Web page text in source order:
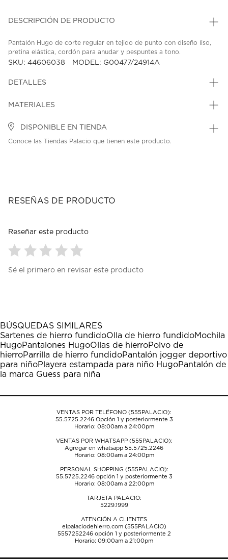
DESCRIPCIÓN DE PRODUCTO
Pantalón Hugo de corte regular en tejido de punto con diseño liso,
pretina elástica, cordón para anudar y pespuntes a tono.
SKU: 44606038 MODEL: G00477/24914A
DETALLES
MATERIALES
DISPONIBLE EN TIENDA
Conoce las Tiendas Palacio que tienen este producto.
RESEÑAS DE PRODUCTO
Reseñar este producto
para
1
estrella
Esta
acción
abrirá
el
formulario
envío.
para
estrellas.
Esta
acción
abrirá
el
formulario
envío.
para
estrellas.
Esta
acción
abrirá
el
formulario
envío.
para
estrellas.
Esta
acción
abrirá
el
formulario
envío.
para
estrellas.
Esta
acción
abrirá
el
formulario
envío.
Sé el primero en revisar este producto
BÚSQUEDAS SIMILARES
Sartenes de hierro fundidoOlla de hierro fundidoMochila
HugoPantalones HugoOllas de hierroPolvo de
hierroParrilla de hierro fundidoPantalón jogger deportivo
para niñoPlayera estampada para niño HugoPantalón de
la marca Guess para niña
VENTAS POR TELÉFONO (555PALACIO):
55.5725.2246Opción 1 y posteriormente 3
Horario: 08:00am a 24:00pm
VENTAS POR WHATSAPP (555PALACIO):
Agregar en whatsapp 55.5725.2246
Horario: 08:00am a 24:00pm
PERSONAL SHOPPING (555PALACIO):
55.5725.2246opción 1 y posteriormente 3
Horario: 08:00am a 22:00pm
TARJETA PALACIO:
5229.1999
ATENCIÓN A CLIENTES
elpalaciodehierro.com (555PALACIO)
5557252246opción 1 y posteriormente 2
Horario: 09:00am a 21:00pm